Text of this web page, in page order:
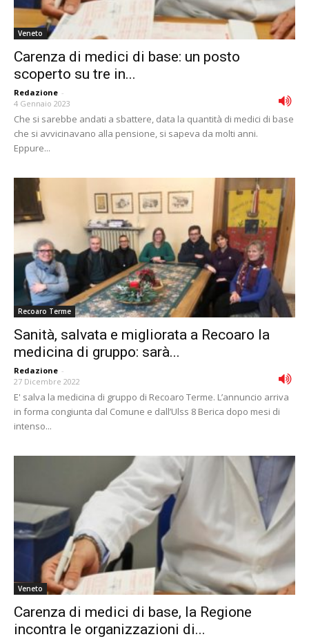
Veneto
Carenza di medici di base: un posto
scoperto su tre in...
Redazione -
4 Gennaio 2023
Che si sarebbe andati a sbattere, data la quantità di medici di base
che si avvicinavano alla pensione, si sapeva da molti anni.
Eppure...
Recoaro Terme
Sanità, salvata e migliorata a Recoaro la
medicina di gruppo: sarà...
Redazione -
27 Dicembre 2022
E' salva la medicina di gruppo di Recoaro Terme. L’annuncio arriva
in forma congiunta dal Comune e dall’Ulss 8 Berica dopo mesi di
intenso...
Veneto
Carenza di medici di base, la Regione
incontra le organizzazioni di...